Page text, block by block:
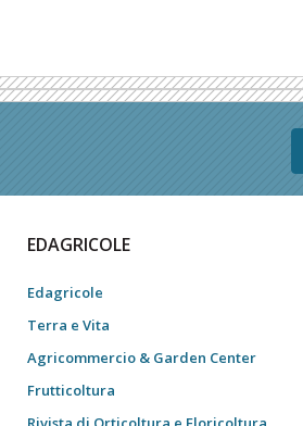
EDAGRICOLE
Edagricole
Terra e Vita
Agricommercio & Garden Center
Frutticoltura